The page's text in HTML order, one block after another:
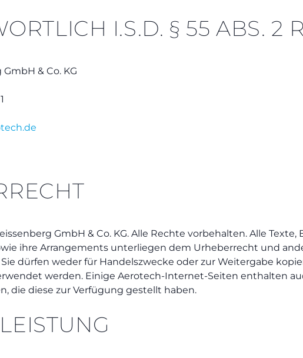
I.S.D. § 55 ABS. 2
& Co. KG
de
GmbH & Co. KG. Alle Rechte vorbehalten. Alle Texte,
ihre Arrangements unterliegen dem Urheberrecht und
dürfen weder für Handelszwecke oder zur Weitergabe
werden. Einige Aerotech-Internet-Seiten enthalten
die diese zur Verfügung gestellt haben.